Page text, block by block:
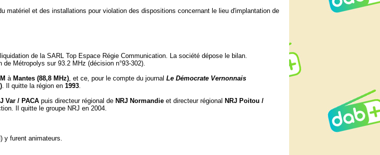
matériel et des installations pour violation des dispositions concernant le lieu d'implantation de
de la SARL Top Espace Régie Communication. La société dépose le bilan.
Métropolys sur 93.2 MHz (décision n°93-302).
àMantes (88,8 MHz), et ce, pour le compte du journal Le Démocrate Vernonnais
. Il quitte la région en 1993.
Var / PACA puis directeur régional de NRJ Normandie et directeur régional NRJ Poitou /
Il quitte le groupe NRJ en 2004.
y furent animateurs.